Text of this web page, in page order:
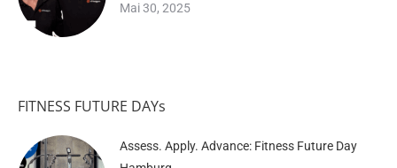
Mai 30, 2025
FITNESS FUTURE DAYs
Assess. Apply. Advance: Fitness Future Day